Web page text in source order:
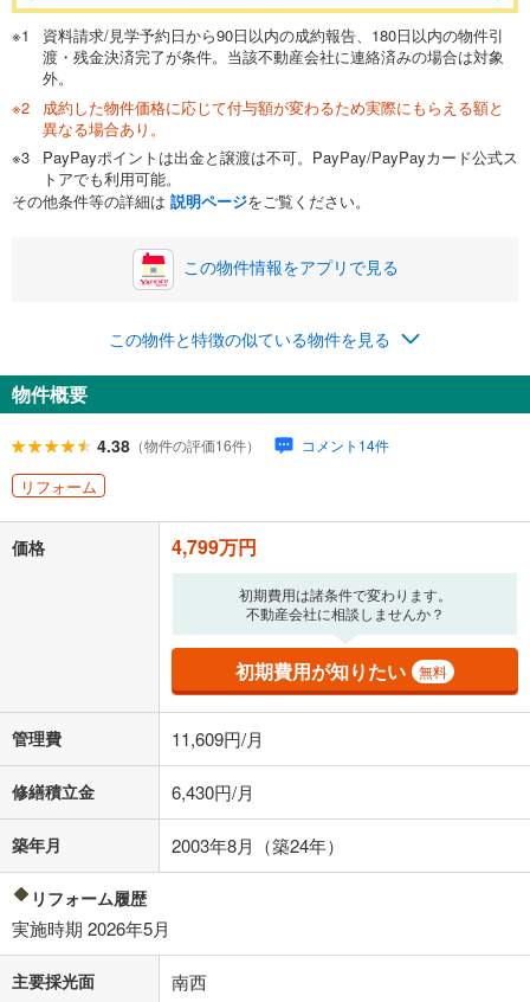
一般的には最長35年まで借り入れ可能です。多くの金融機関
が完済時の年齢は80歳までを条件としています。
閉じる
頭金 万円
0万円 4,799万円
自己資金から住宅購入にかけられる金額を入力してくださ
0円
年2回払いを想定しています。毎月の返済額に加えて、ボー
ナス時の増額分（1回分）を入力してください。
ボーナス払いの限度額は金融機関によって異なります。
月々の返済額 142,614円 /月
ローン返済額
＋修繕積立金 6,430円＋管理費 11,609円
上、ご自身での入力をお願いいたします。初期設定で自動入力されてい
る値は、実際の金融機関等における貸出金利とは何ら関係がなく、実際
の金融機関等における貸出金利を何ら保証するものではありません。返
済方法「元利均等返済」にて算出しております。入力された金利を35年
適用した場合の計算結果を表示しています。
その他月額費用や、初期費用がかかります。ご注意ください。実際にお
借り入れの際は各金融機関等に、必ずご自身でご確認をお願いいたしま
す。
条件によってお借り入れができないことがあります。
不動産会社に購入相談をする
資料請求/見学予約日から90日以内の成約報告、180日以内の物件引
渡・残金決済完了が条件。当該不動産会社に連絡済みの場合は対象
外。
成約した物件価格に応じて付与額が変わるため実際にもらえる額と
異なる場合あり。
PayPayポイントは出金と譲渡は不可。PayPay/PayPayカード公式ス
トアでも利用可能。
その他条件等の詳細は 説明ページをご覧ください。
この物件情報をアプリで見る
この物件と特徴の似ている物件を見る
物件概要
4.38 （物件の評価16件） コメント14件
リフォーム
価格 4,799万円
初期費用は諸条件で変わります。
不動産会社に相談しませんか？
初期費用が知りたい 無料
管理費 11,609円/月
修繕積立金 6,430円/月
築年月 2003年8月（築24年）
リフォーム履歴
実施時期 2026年5月
主要採光面 南西